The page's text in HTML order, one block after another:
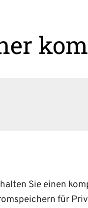
Sie einen
für